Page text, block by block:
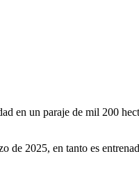
en un paraje de mil 200
2025, en tanto es